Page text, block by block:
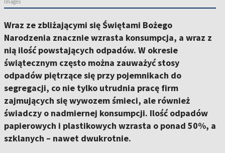
Images
Wraz ze zbliżającymi się Świętami Bożego
Narodzenia znacznie wzrasta konsumpcja, a wraz z
nią ilość powstających odpadów. W okresie
świątecznym często można zauważyć stosy
odpadów piętrzące się przy pojemnikach do
segregacji, co nie tylko utrudnia pracę firm
zajmujących się wywozem śmieci, ale również
świadczy o nadmiernej konsumpcji. Ilość odpadów
papierowych i plastikowych wzrasta o ponad 50%, a
szklanych – nawet dwukrotnie.